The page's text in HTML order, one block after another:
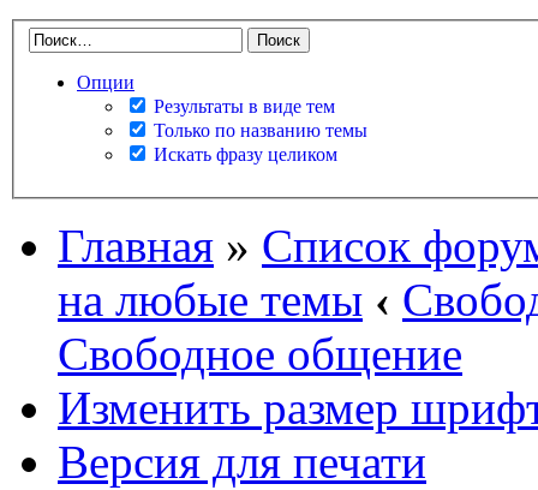
Опции
Результаты в виде тем
Только по названию темы
Искать фразу целиком
Главная » Список
на любые темы ‹
Свободное общение
Изменить размер
Версия для печати